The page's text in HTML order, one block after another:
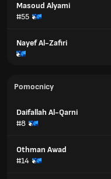
Masoud Alyami
#55
Nayef Al-Zafiri
Pomocnicy
Daifallah Al-Qarni
#8
Othman Awad
#14